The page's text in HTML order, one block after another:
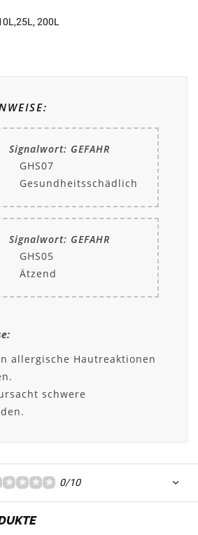
200L
Signalwort: GEFAHR
GHS07
Gesundheitsschädlich
Signalwort: GEFAHR
GHS05
Ätzend
allergische Hautreaktionen
schwere
0/10